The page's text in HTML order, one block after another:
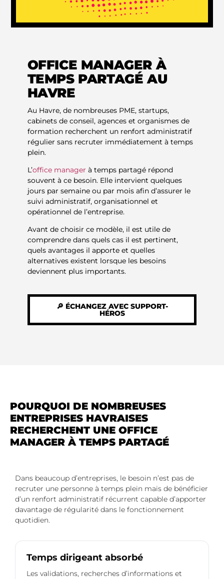
OFFICE MANAGER À
TEMPS PARTAGÉ AU
HAVRE
Au Havre, de nombreuses PME, startups,
cabinets de conseil, agences et organismes de
formation recherchent un renfort administratif
régulier sans recruter immédiatement à temps
plein.
L’office manager à temps partagé répond
souvent à ce besoin. Elle intervient quelques
jours par semaine ou par mois afin d’assurer le
suivi administratif, organisationnel et
opérationnel de l’entreprise.
Avant de choisir ce modèle, il est utile de
comprendre dans quels cas il est pertinent,
quels avantages il apporte et quelles
alternatives existent lorsque les besoins
deviennent plus importants.
🔎 ÉCHANGEZ AVEC SUPPORT-
HÉROS
POURQUOI DE NOMBREUSES
ENTREPRISES HAVRAISES
RECHERCHENT UNE OFFICE
MANAGER À TEMPS PARTAGÉ
Dans beaucoup d’entreprises, le besoin n’est pas de
recruter une personne à temps plein mais de bénéficier
d’un renfort administratif récurrent capable d’apporter
davantage de régularité dans le fonctionnement
quotidien.
Temps dirigeant absorbé
Les validations, recherches d’informations et